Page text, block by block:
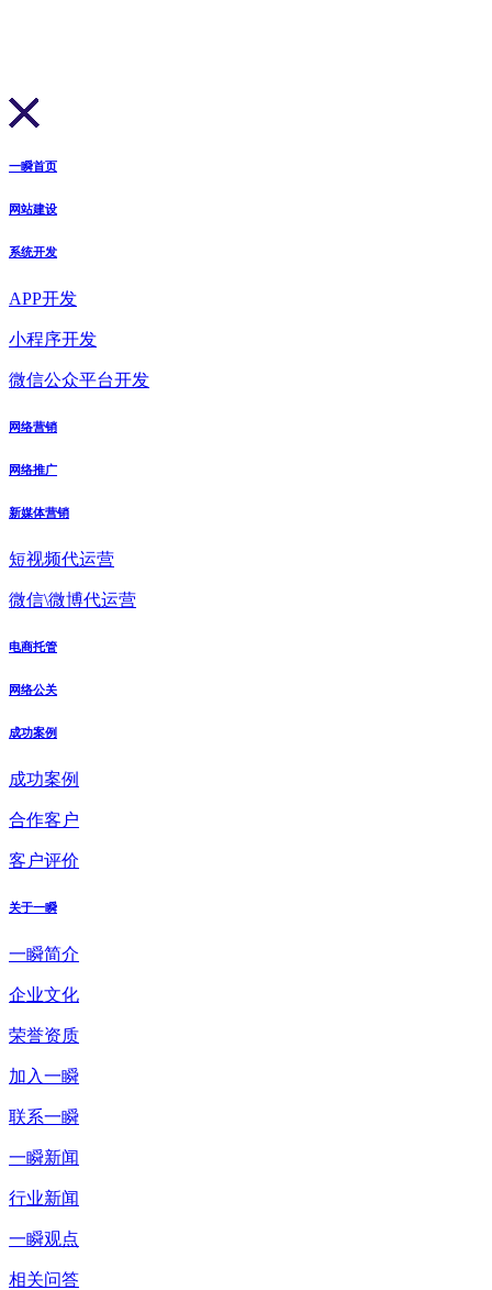
一瞬首页
网站建设
系统开发
APP开发
小程序开发
微信公众平台开发
网络营销
网络推广
新媒体营销
短视频代运营
微信\微博代运营
电商托管
网络公关
成功案例
成功案例
合作客户
客户评价
关于一瞬
一瞬简介
企业文化
荣誉资质
加入一瞬
联系一瞬
一瞬新闻
行业新闻
一瞬观点
相关问答